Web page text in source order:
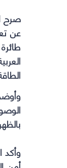
صرح
عن
وأكد